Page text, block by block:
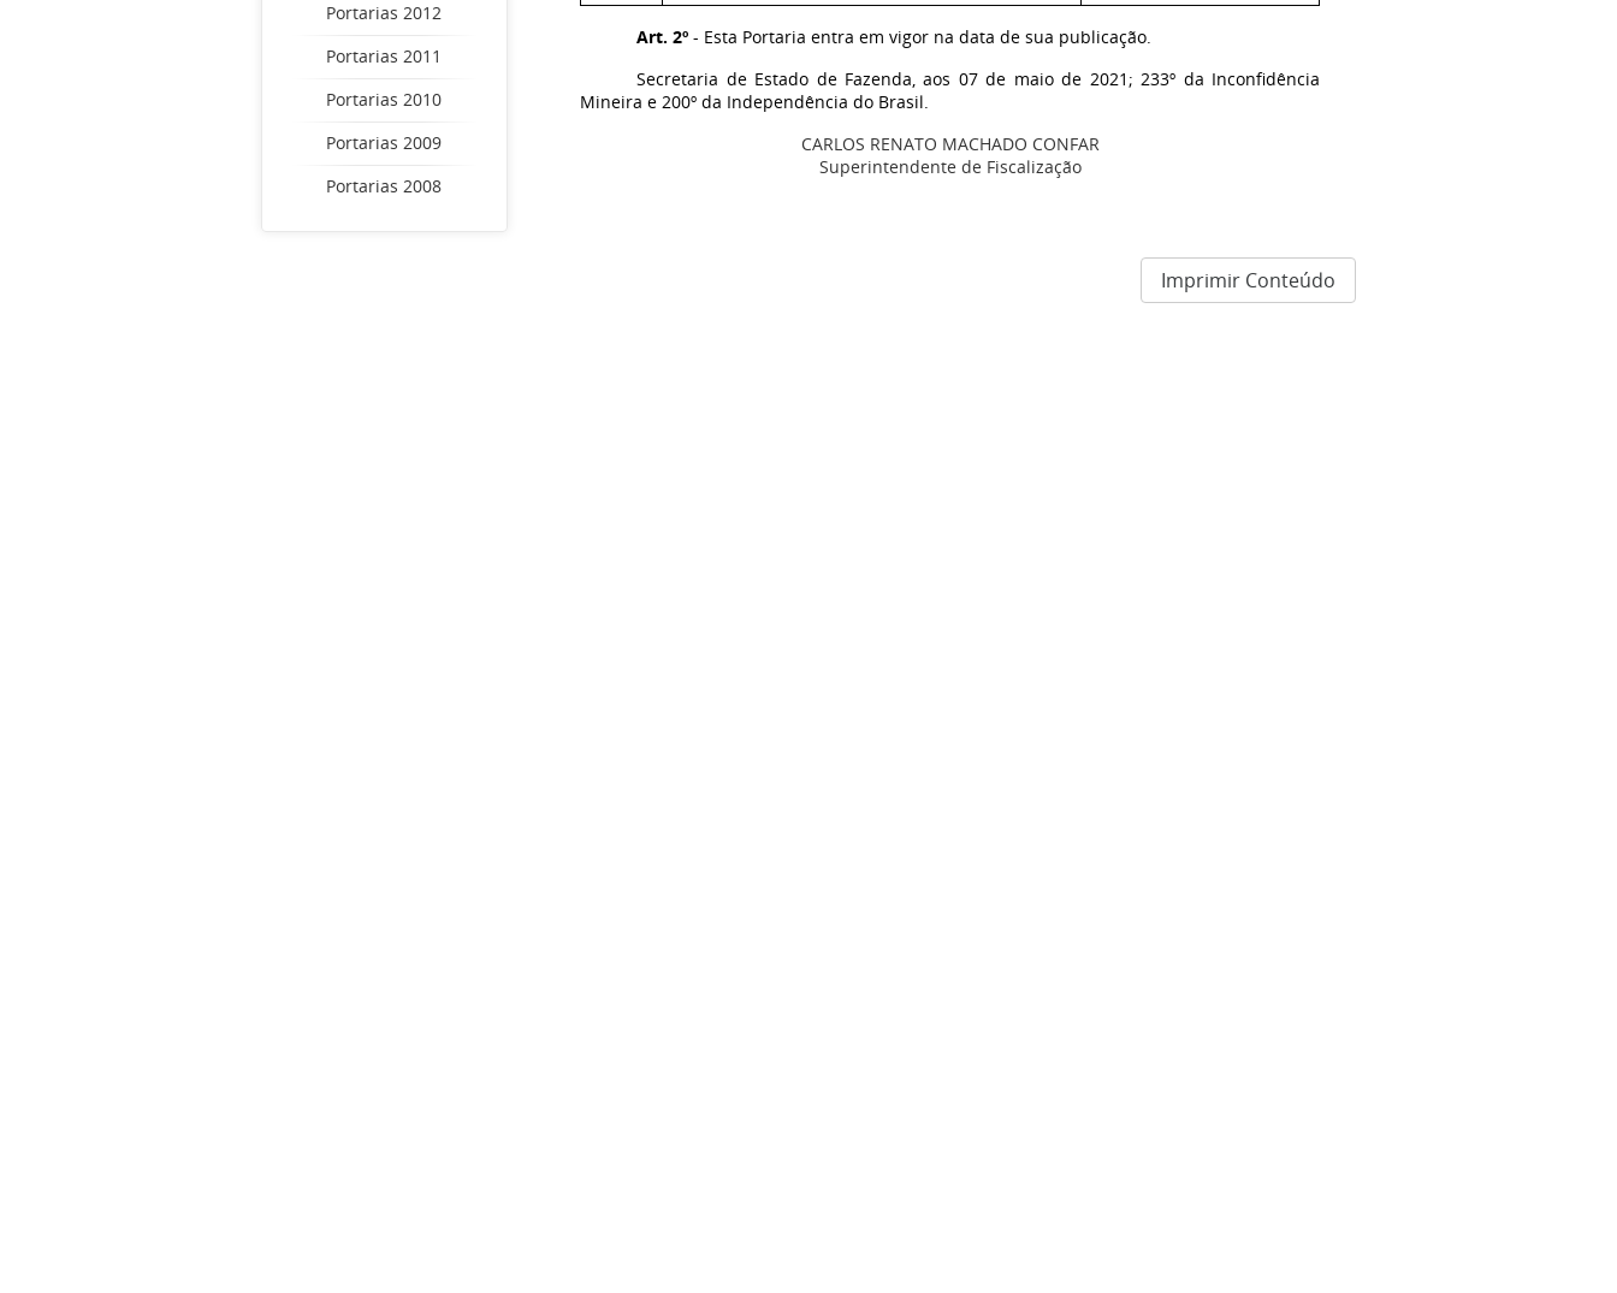
Portarias 2012
Portarias 2011
Portarias 2010
Portarias 2009
Portarias 2008
Art. 2º- Esta Portaria entra em vigor na data de sua publicação.
Secretaria de Estado de Fazenda, aos 07 de maio de 2021; 233º da Inconfidência
Mineira e 200º da Independência do Brasil.
CARLOS RENATO MACHADO CONFAR
Superintendente de Fiscalização
Imprimir Conteúdo